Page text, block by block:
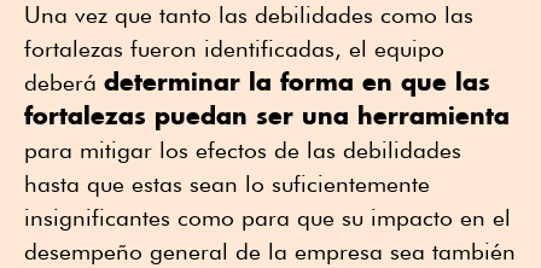
Una vez que tanto las debilidades como las
fortalezas fueron identificadas, el equipo
deberá determinar la forma en que las
fortalezas puedan ser una herramienta
para mitigar los efectos de las debilidades
hasta que estas sean lo suficientemente
insignificantes como para que su impacto en el
desempeño general de la empresa sea también